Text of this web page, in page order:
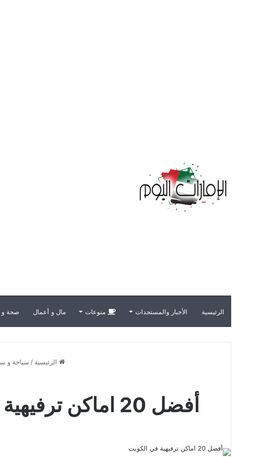
الرئيسية الأخبار والمستجدات منوعات مال و أعمال صحة و
الرئيسية / سياحة و
أفضل 20 اماكن ترفيهية في الكويت: دليلك الشامل لعام 2025